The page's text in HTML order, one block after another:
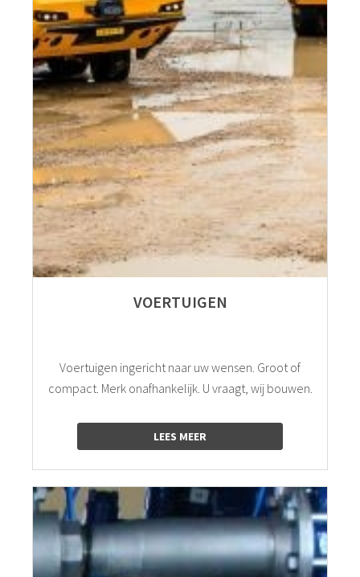
VOERTUIGEN
Voertuigen ingericht naar uw wensen. Groot of
compact. Merk onafhankelijk. U vraagt, wij bouwen.
LEES MEER